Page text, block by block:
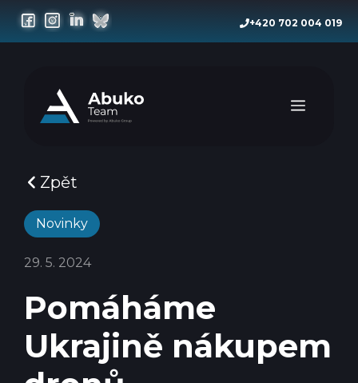
Přeskočit
obsah
+420 702 004 019
Menu
Zpět
Novinky
29. 5. 2024
Pomáháme
Ukrajině nákupem